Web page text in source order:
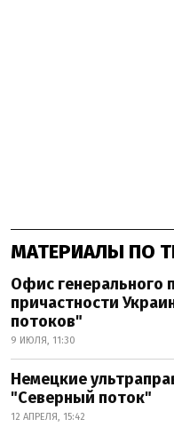
МАТЕРИАЛЫ ПО
Офис генерального
причастности
потоков"
9 ИЮЛЯ, 11:30
Немецкие
"Северный поток"
12 АПРЕЛЯ, 15:42